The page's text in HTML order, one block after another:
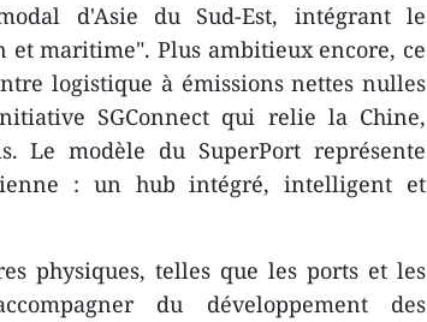
d'Asie du Sud-Est, intégrant le
maritime". Plus ambitieux encore, ce
logistique à émissions nettes nulles
SGConnect qui relie la Chine,
Le modèle du SuperPort représente
: un hub intégré, intelligent et
physiques, telles que les ports et les
du développement des